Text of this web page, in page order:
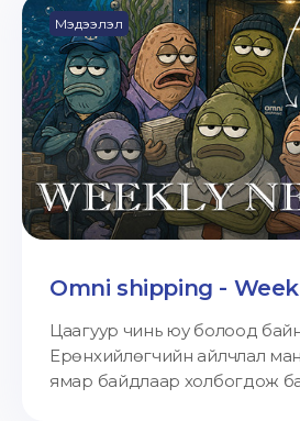
Мэдээлэл
Omni shipping -
Цаагуур чинь юу болоод
Ерөнхийлөгчийн айлчлал
ямар байдлаар холбогдож